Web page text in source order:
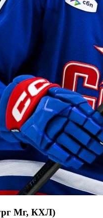
Мг, КХЛ)